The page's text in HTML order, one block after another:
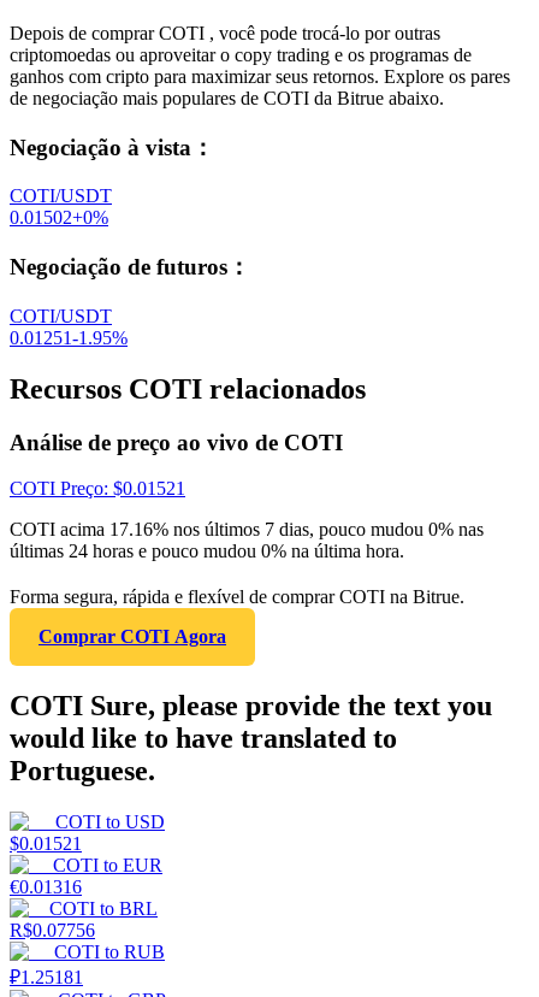
Depois de comprar COTI , você pode trocá-lo por outras
criptomoedas ou aproveitar o copy trading e os programas de
ganhos com cripto para maximizar seus retornos. Explore os pares
de negociação mais populares de COTI da Bitrue abaixo.
Negociação à vista ：
COTI/USDT
0.01502+0%
Negociação de futuros ：
COTI/USDT
0.01251-1.95%
Recursos COTI relacionados
Análise de preço ao vivo de COTI
COTI Preço: $0.01521
COTI acima 17.16% nos últimos 7 dias, pouco mudou 0% nas
últimas 24 horas e pouco mudou 0% na última hora.
Forma segura, rápida e flexível de comprar COTI na Bitrue.
Comprar COTI Agora
COTI Sure, please provide the text you
would like to have translated to
Portuguese.
COTI to USD
$0.01521
COTI to EUR
€0.01316
COTI to BRL
R$0.07756
COTI to RUB
₽1.25181